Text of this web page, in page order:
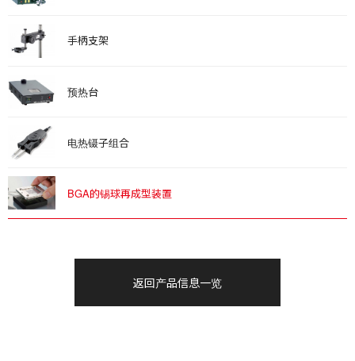
手柄支架
预热台
电热镊子组合
BGA的锡球再成型装置
返回产品信息一览